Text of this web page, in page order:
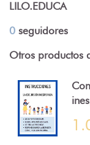
LILO.EDUCA
0 seguidores
Otros productos